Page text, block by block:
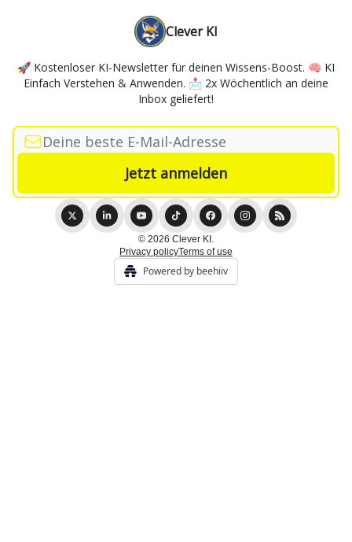
Clever KI
🚀 Kostenloser KI-Newsletter für deinen Wissens-Boost. 🧠 KI
Einfach Verstehen & Anwenden. 📩 2x Wöchentlich an deine
Inbox geliefert!
© 2026 Clever KI.
Privacy policyTerms of use
Powered by beehiiv